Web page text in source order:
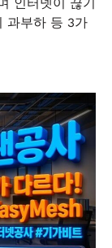
인터넷이 끊기
과부하 등 3가